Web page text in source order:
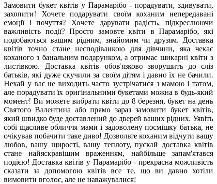
Замовити букет квітів у Парамарібо - порадувати, здивувати,
захопити! Хочете подарувати своїм коханим непередавані
емоції і почуття? Хочете дарувати радість, підкреслюючи
важливість події? Просто замовте квіти в Парамарібо, які
подобаються вашим рідним, знайомим чи друзям. Доставка
квітів точно стане несподіванкою для дівчини, яка чекає
коханого з банальним подарунком, а отримає шикарні квіти з
листівкою. Доставка квітів обов'язково зворушить до сліз
батьків, які дуже скучили за своїм дітям і давно їх не бачили.
Нехай у вас не виходить часто зустрічатися з мамою і татом,
але порадувати їх оригінальними букетами можна в будь-який
момент! Ви можете вибрати квіти до 8 березня, букет на день
Святого Валентина або прямо зараз замовити букет квітів,
який швидко буде доставлений до дверей ваших рідних. Уявіть
собі щасливе обличчя мами і задоволену посмішку батька, не
очікував побачити таке диво! Дозвольте коханим відчути вашу
любов, вашу щирості, вашу теплоту, пускай доставка квітів
стане найяскравішим враженням, найбільше запам'ятався
подією! Доставка квітів у Парамарібо - прекрасна можливість
сказати за допомогою квітів все те, що ви давно хотіли
вимовити вголос, але не наважувалися!